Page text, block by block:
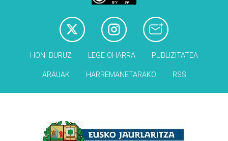
HONI BURUZ LEGE OHARRA PUBLIZITATEA
ARAUAK HARREMANETARAKO RSS